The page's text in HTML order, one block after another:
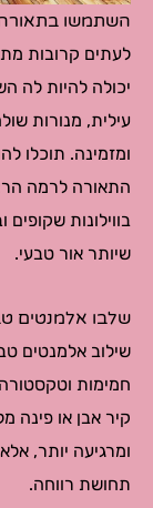
השתמשו בתאורה
לעתים קרובות
יכולה להיות לה
עילית, מנורות
ומזמינה. תוכלו
התאורה לרמה
בווילונות
שיותר אור טבעי.
שלבו אלמנטים
שילוב אלמנטים
חמימות
קיר אבן או פינה
ומרגיעה יותר,
תחושת רווחה.